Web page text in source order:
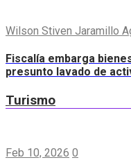
Wilson Stiven Jaramillo
Fiscalía embarga
presunto lavado de
Turismo
Feb 10, 2026 0